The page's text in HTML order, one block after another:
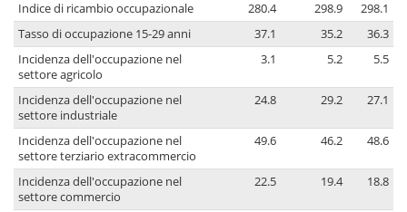
Indice di ricambio occupazionale
280.4 298.9
298.1
Tasso di occupazione 15-29 anni
37.1 35.2
36.3
Incidenza dell'occupazione nel
settore agricolo
3.1 5.2 5.5
Incidenza dell'occupazione nel
settore industriale
24.8 29.2 27.1
Incidenza dell'occupazione nel
settore terziario extracommercio
49.6 46.2 48.6
Incidenza dell'occupazione nel
settore commercio
22.5 19.4 18.8